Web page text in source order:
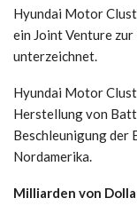
Hyundai Motor
ein Joint Venture
unterzeichnet.
Hyundai Motor
Herstellung von
Beschleunigung der
Nordamerika.
Milliarden von